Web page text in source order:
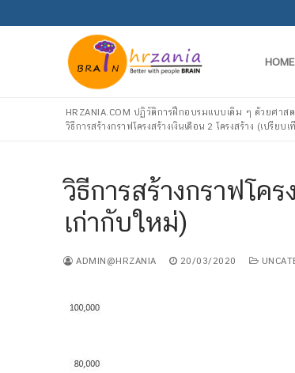
HOME
HRZANIA.COM ปฏิวัติการฝึกอบรมแบบเดิม ๆ ด้วยศาสตร์
วิธีการสร้างกราฟโครงสร้างเงินเดือน 2 โครงสร้าง (เปรียบ
วิธีการสร้างกราฟโค
เก่ากับใหม่)
ADMIN@HRZANIA 20/03/2020